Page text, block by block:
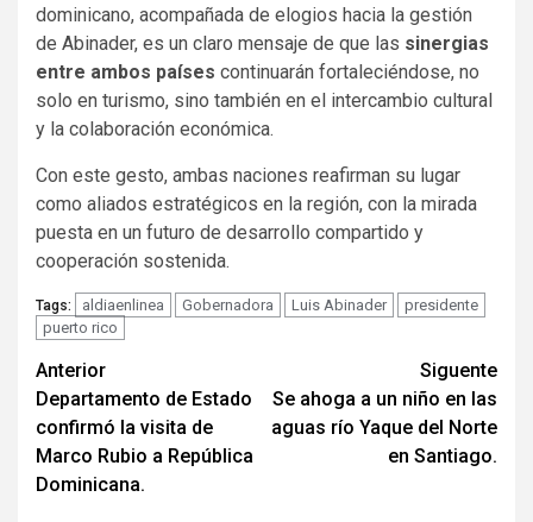
dominicano, acompañada de elogios hacia la gestión
de Abinader, es un claro mensaje de que las sinergias
entre ambos países continuarán fortaleciéndose, no
solo en turismo, sino también en el intercambio cultural
y la colaboración económica.
Con este gesto, ambas naciones reafirman su lugar
como aliados estratégicos en la región, con la mirada
puesta en un futuro de desarrollo compartido y
cooperación sostenida.
Tags: aldiaenlinea Gobernadora Luis Abinader
presidente
puerto rico
Navegación
de
entradas
Anterior
Departamento de Estado
confirmó la visita de
Marco Rubio a República
Dominicana.
Siguente
Se ahoga a un niño en las
aguas río Yaque del Norte
en Santiago.